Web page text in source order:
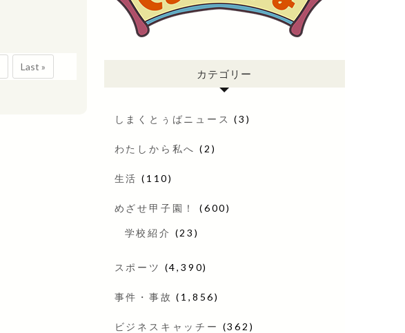
Last » カテゴリー
しまくとぅばニュース (3)
わたしから私へ (2)
生活 (110)
めざせ甲子園！ (600)
学校紹介 (23)
スポーツ (4,390)
事件・事故 (1,856)
ビジネスキャッチー (362)